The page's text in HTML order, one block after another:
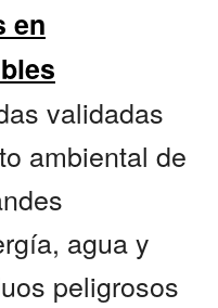
en
validadas
ambiental de
agua y
peligrosos